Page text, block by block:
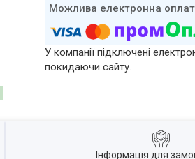
У компанії підключені
покидаючи сайту.
Інформація для